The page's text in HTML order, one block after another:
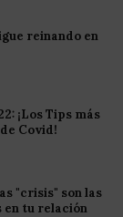
reinando en
¡Los Tips más
Covid!
"crisis" son las
en tu relación